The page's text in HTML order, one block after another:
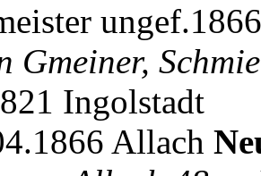
ungef.1866
Gmeiner,
Ingolstadt
Allach